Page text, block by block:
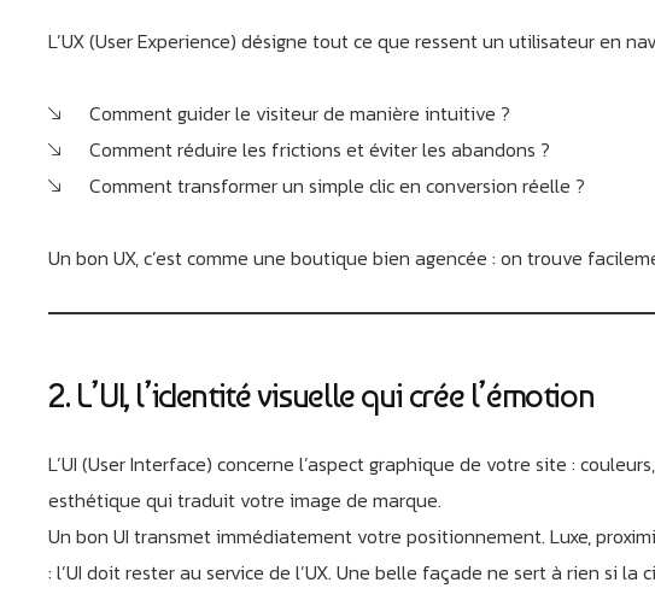
L’UX (User Experience) désigne tout ce que ressent un utilisateur en
Comment guider le visiteur de manière intuitive ?
Comment réduire les frictions et éviter les abandons ?
Comment transformer un simple clic en conversion réelle ?
Un bon UX, c’est comme une boutique bien agencée : on trouve
2. L’UI, l’identité visuelle qui crée l’émotion
L’UI (User Interface) concerne l’aspect graphique de votre site :
esthétique qui traduit votre image de marque.
Un bon UI transmet immédiatement votre positionnement. Luxe,
: l’UI doit rester au service de l’UX. Une belle façade ne sert à rien si